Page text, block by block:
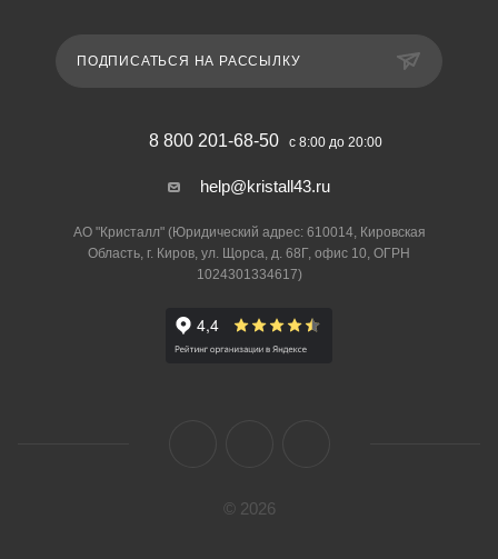
ПОДПИСАТЬСЯ НА РАССЫЛКУ
8 800 201-68-50 с 8:00 до 20:00
help@kristall43.ru
АО "Кристалл" (Юридический адрес: 610014, Кировская
Область, г. Киров, ул. Щорса, д. 68Г, офис 10, ОГРН
1024301334617)
© 2026